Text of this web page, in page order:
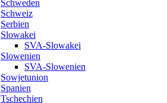
Schweden
Schweiz
Serbien
Slowakei
SVA-Slowakei
Slowenien
SVA-Slowenien
Sowjetunion
Spanien
Tschechien